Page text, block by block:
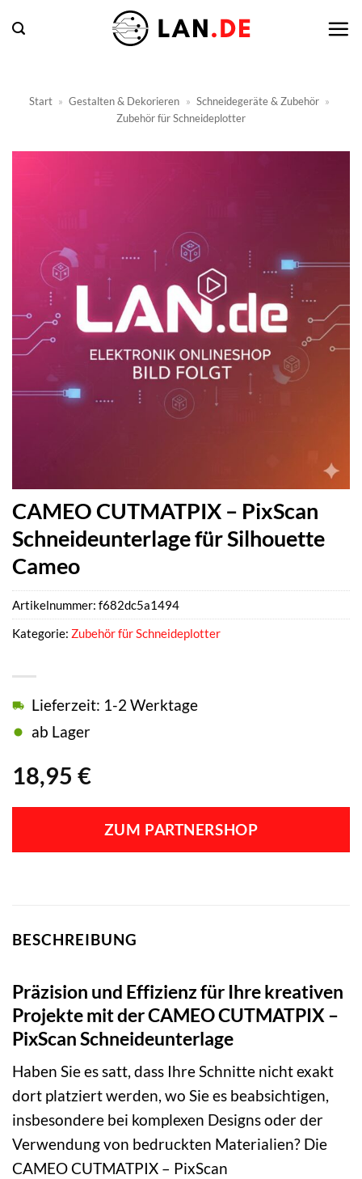
Inhalt
Start » Gestalten & Dekorieren » Schneidegeräte & Zubehör »
Zubehör für Schneideplotter
CAMEO CUTMATPIX – PixScan
Schneideunterlage für Silhouette
Cameo
18,95 €
Lieferzeit: 1-2 Werktage
ab Lager
ZUM PARTNERSHOP
Artikelnummer: f682dc5a1494
Kategorie: Zubehör für Schneideplotter
BESCHREIBUNG
Präzision und Effizienz für Ihre kreativen
Projekte mit der CAMEO CUTMATPIX –
PixScan Schneideunterlage
Haben Sie es satt, dass Ihre Schnitte nicht exakt
dort platziert werden, wo Sie es beabsichtigen,
insbesondere bei komplexen Designs oder der
Verwendung von bedruckten Materialien? Die
CAMEO CUTMATPIX – PixScan